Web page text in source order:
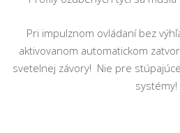
Pri impulznom ovládaní bez
aktivovanom automatickom
svetelnej závory! Nie pre
systémy!